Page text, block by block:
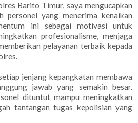
Barito Timur, saya mengucapkan
personel yang menerima kenaikan
ini sebagai motivasi untuk
profesionalisme, menjaga
pelayanan terbaik kepada
jenjang kepangkatan membawa
jawab yang semakin besar.
dituntut mampu meningkatkan
tantangan tugas kepolisian yang